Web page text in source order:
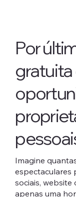
Por
gratuita
Imagine
espectaculares
sociais, website
apenas uma